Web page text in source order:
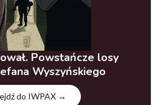
Powstańcze losy
Wyszyńskiego
do IWPAX →